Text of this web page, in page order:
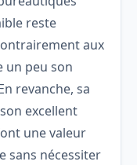
reste
aux
un peu son
revanche, sa
excellent
une valeur
sans nécessiter